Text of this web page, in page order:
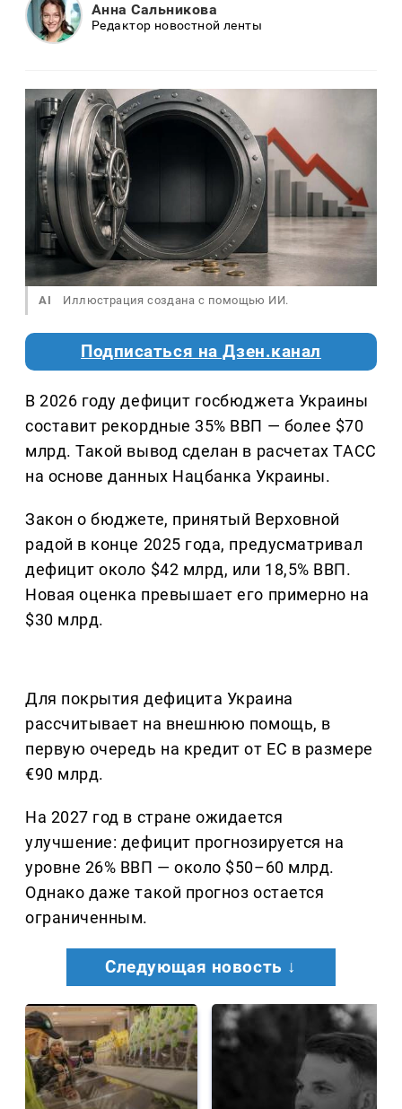
Анна Сальникова
Редактор новостной ленты
AI Иллюстрация создана с помощью ИИ.
Подписаться на Дзен.канал
В 2026 году дефицит госбюджета Украины
составит рекордные 35% ВВП — более $70
млрд. Такой вывод сделан в расчетах ТАСС
на основе данных Нацбанка Украины.
Закон о бюджете, принятый Верховной
радой в конце 2025 года, предусматривал
дефицит около $42 млрд, или 18,5% ВВП.
Новая оценка превышает его примерно на
$30 млрд.
Для покрытия дефицита Украина
рассчитывает на внешнюю помощь, в
первую очередь на кредит от ЕС в размере
€90 млрд.
На 2027 год в стране ожидается
улучшение: дефицит прогнозируется на
уровне 26% ВВП — около $50–60 млрд.
Однако даже такой прогноз остается
ограниченным.
Следующая новость ↓